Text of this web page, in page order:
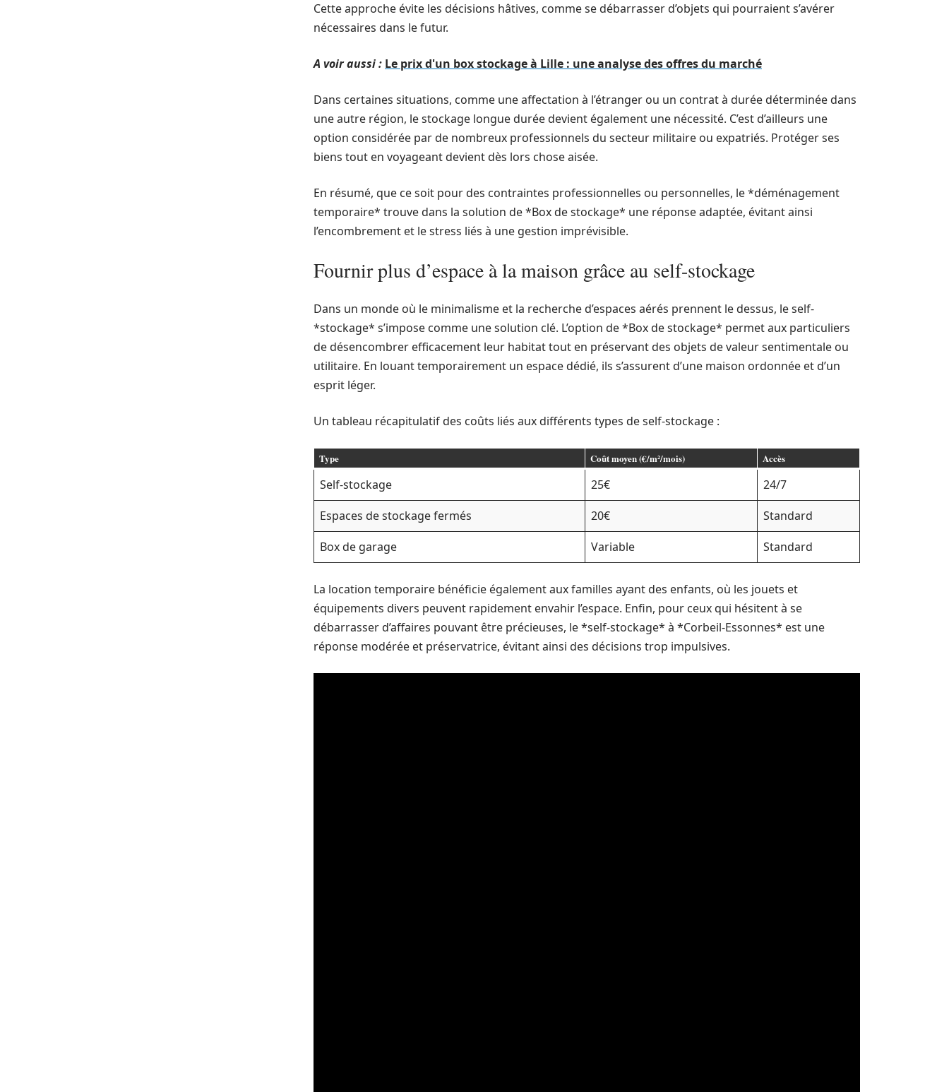
Cette approche évite les décisions hâtives, comme se débarrasser d’objets qui pourraient s’avérer
nécessaires dans le futur.
A voir aussi : Le prix d'un box stockage à Lille : une analyse des offres du marché
Dans certaines situations, comme une affectation à l’étranger ou un contrat à durée déterminée dans
une autre région, le stockage longue durée devient également une nécessité. C’est d’ailleurs une
option considérée par de nombreux professionnels du secteur militaire ou expatriés. Protéger ses
biens tout en voyageant devient dès lors chose aisée.
En résumé, que ce soit pour des contraintes professionnelles ou personnelles, le *déménagement
temporaire* trouve dans la solution de *Box de stockage* une réponse adaptée, évitant ainsi
l’encombrement et le stress liés à une gestion imprévisible.
Fournir plus d’espace à la maison grâce au self-stockage
Dans un monde où le minimalisme et la recherche d’espaces aérés prennent le dessus, le self-
*stockage* s’impose comme une solution clé. L’option de *Box de stockage* permet aux particuliers
de désencombrer efficacement leur habitat tout en préservant des objets de valeur sentimentale ou
utilitaire. En louant temporairement un espace dédié, ils s’assurent d’une maison ordonnée et d’un
esprit léger.
Un tableau récapitulatif des coûts liés aux différents types de self-stockage :
Type Coût moyen (€/m²/mois) Accès
Self-stockage 25€
24/7
Espaces de stockage fermés
20€
Standard
Box de garage
Variable Standard
La location temporaire bénéficie également aux familles ayant des enfants, où les jouets et
équipements divers peuvent rapidement envahir l’espace. Enfin, pour ceux qui hésitent à se
débarrasser d’affaires pouvant être précieuses, le *self-stockage* à *Corbeil-Essonnes* est une
réponse modérée et préservatrice, évitant ainsi des décisions trop impulsives.